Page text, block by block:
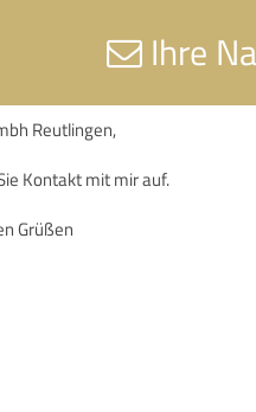
Ihre